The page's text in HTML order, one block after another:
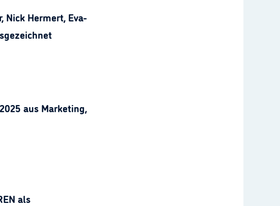
Nick Hermert, Eva-
aus Marketing,
als